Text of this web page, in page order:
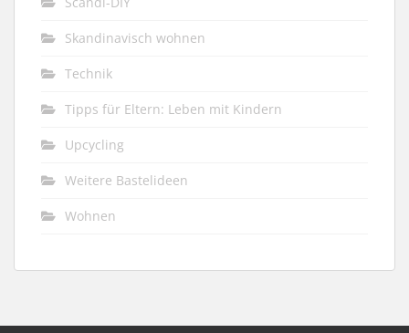
Skandinavisch wohnen
Technik
Tipps für Eltern: Leben mit Kindern
Upcycling
Weitere Bastelideen
Wohnen